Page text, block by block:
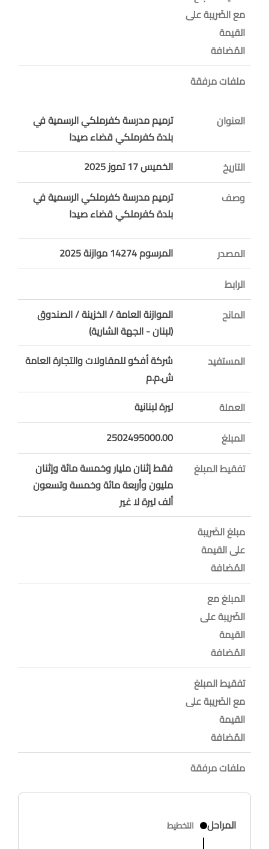
مع الضَريبة على
القيمة
المُضافة
ملفات مرفقة
العنوان
ترميم مدرسة كفرملكي الرسمية في
بلدة كفرملكي قضاء صيدا
التاريخ
الخميس 17 تموز 2025
وصف
ترميم مدرسة كفرملكي الرسمية في
بلدة كفرملكي قضاء صيدا
المصدر
المرسوم 14274 موازنة 2025
الرابط
المانح
الموازنة العامة / الخزينة / الصندوق
(لبنان - الجهة الشارية)
المستفيد
شركة أفكو للمقاولات والتجارة العامة
ش.م.م
العملة
ليرة لبنانية
المبلغ
2502495000.00
تفقيط المبلغ
فقط إثنان مليار وخمسة مائة وإثنان
مليون وأربعة مائة وخمسة وتسعون
ألف ليرة لا غير
مبلغ الضَريبة
على القيمة
المُضافة
المبلغ مع
الضَريبة على
القيمة
المُضافة
تفقيط المبلغ
مع الضَريبة على
القيمة
المُضافة
ملفات مرفقة
المراحل التخطيط